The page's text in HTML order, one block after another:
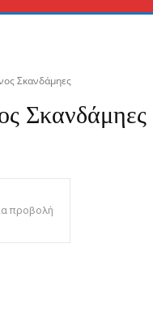
Σκανδάμηες
Σκανδάμηες
προβολή